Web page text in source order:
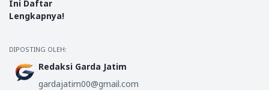
Ini Daftar
Lengkapnya!
DIPOSTING OLEH:
Redaksi Garda Jatim
gardajatim00@gmail.com